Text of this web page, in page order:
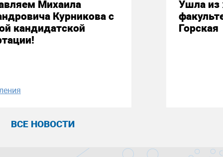
Михаила
Курникова с
кандидатской
Ушла из
Горская
ВСЕ НОВОСТИ